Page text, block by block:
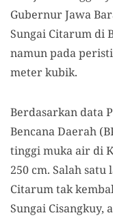
Gubernur Jawa
Sungai Citarum di
namun pada
meter kubik.
Berdasarkan data
Bencana Daerah
tinggi muka air di
250 cm. Salah
Citarum tak
Sungai Cisangkuy,